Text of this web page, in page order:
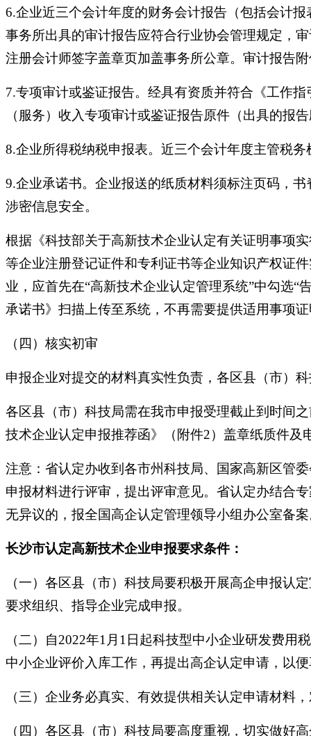
6.企业近三个会计年度的财务会计报告（包括会计
事务所出具的审计报告应符合行业协会管理规定，
注册会计师签字盖章页加盖事务所公章。审计报告
7.专项审计或鉴证报告。经具有资质并符合《工作
（服务）收入专项审计或鉴证报告原件（出具的报
8.企业所得税纳税申报表。近三个会计年度主管税
9.企业承诺书。企业报送的纸质材料须标注页码，
涉密信息安全。
根据《科技部关于高新技术企业认定有关证明事项
等企业注册登记证件和专利证书等企业知识产权证
业，应首先在“高新技术企业认定管理系统”中勾选
承诺书》扫描上传至系统，不再需要提供适用事项
（四）核实初审
申报企业对提交的材料真实性负责，各区县（市）
各区县（市）科技局需在我市申报受理截止到时间
技术企业认定申报推荐函》（附件2）盖章纸质件
注意：省认定办收到各市州科技局、国家高新区管
申报材料进行评审，提出评审意见。省认定办结合
无异议的，报全国高企认定管理领导小组办公室备
长沙市认定高新技术企业申报要求条件：
（一）各区县（市）科技局要积极开展高企申报认
要求组织、指导企业完成申报。
（二）自2022年1月1日起科技型中小企业研发费
中小企业评价入库工作，再提出高企认定申请，以
（三）企业务必真实、有效提供相关认定申请材料
（四）各区县（市）科技局要高度重视，切实做好